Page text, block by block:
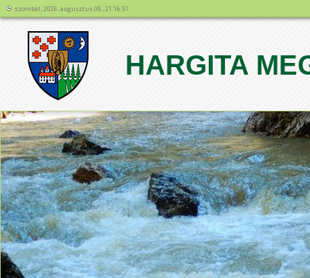
szombat, 2026. augusztus 08., 21:16:51
HARGITA